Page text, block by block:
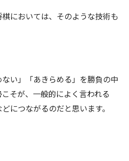
においては、そのような技術も
い」「あきらめる」を勝負の中
そが、一般的によく言われる
につながるのだと思います。